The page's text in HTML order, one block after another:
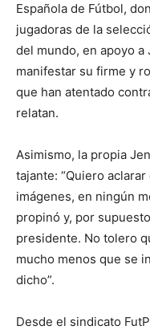
Española de Fútbol,
jugadoras de la
del mundo, en apoyo
manifestar su firme y
que han atentado
relatan.
Asimismo, la propia
tajante: “Quiero
imágenes, en ningún
propinó y, por
presidente. No tolero
mucho menos que se
dicho”.
Desde el sindicato